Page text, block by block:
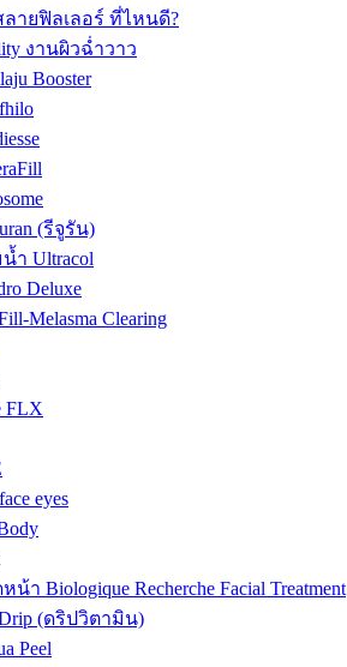
ายฟิลเลอร์ ที่ไหนดี?
งานผิวฉ่ำวาว
Booster
(รีจูรัน)
ำ Ultracol
Deluxe
Melasma Clearing
FLX
eyes
า Biologique Recherche Facial Treatment
(ดริปวิตามิน)
Peel